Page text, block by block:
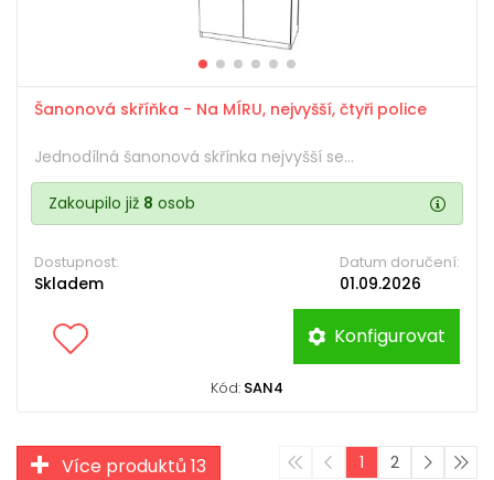
Šanonová skříňka - Na MÍRU, nejvyšší, čtyři police
Jednodílná šanonová skřínka nejvyšší se...
Zakoupilo již 8 osob
Dostupnost:
Skladem
Datum doručení:
01.09.2026
Konfigurovat
Kód: SAN4
Více produktů 13 1 2